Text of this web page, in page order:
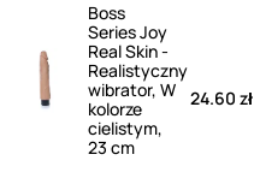
Boss
Series Joy
Real Skin -
Realistyczny
wibrator, W
kolorze
cielistym,
23 cm
24.60 zł